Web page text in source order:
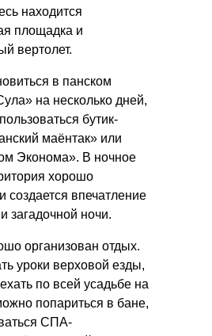
находится
площадка и
вертолет.
в панском
на несколько дней,
бутик-
маёнтак» или
Эконома». В ночное
хорошо
создается впечатление
загадочной ночи.
организован отдых.
уроки верховой езды,
по всей усадьбе на
попариться в бане,
СПА-